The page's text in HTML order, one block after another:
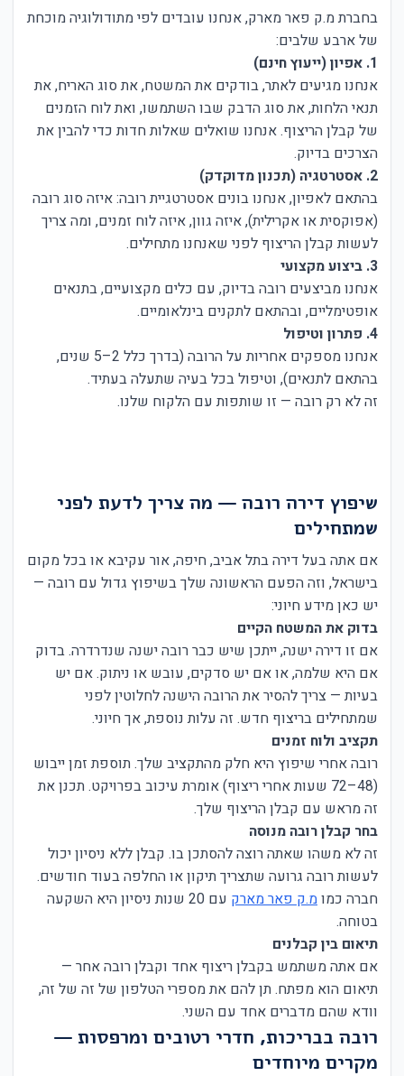
בחברת מ.ק פאר מארק, אנחנו עובדים לפי מתודולוגיה מוכחת
של ארבע שלבים:
1. אפיון (ייעוץ חינם)
אנחנו מגיעים לאתר, בודקים את המשטח, את סוג האריח, את
תנאי הלחות, את סוג הדבק שבו השתמשו, ואת לוח הזמנים
של קבלן הריצוף. אנחנו שואלים שאלות חדות כדי להבין את
הצרכים בדיוק.
2. אסטרטגיה (תכנון מדוקדק)
בהתאם לאפיון, אנחנו בונים אסטרטגיית רובה: איזה סוג רובה
(אפוקסית או אקרילית), איזה גוון, איזה לוח זמנים, ומה צריך
לעשות קבלן הריצוף לפני שאנחנו מתחילים.
3. ביצוע מקצועי
אנחנו מביצעים רובה בדיוק, עם כלים מקצועיים, בתנאים
אופטימליים, ובהתאם לתקנים בינלאומיים.
4. פתרון וטיפול
אנחנו מספקים אחריות על הרובה (בדרך כלל 2–5 שנים,
בהתאם לתנאים), וטיפול בכל בעיה שתעלה בעתיד.
זה לא רק רובה — זו שותפות עם הלקוח שלנו.
שיפוץ דירה רובה — מה צריך לדעת לפני
שמתחילים
אם אתה בעל דירה בתל אביב, חיפה, אור עקיבא או בכל מקום
בישראל, וזה הפעם הראשונה שלך בשיפוץ גדול עם רובה —
יש כאן מידע חיוני:
בדוק את המשטח הקיים
אם זו דירה ישנה, ייתכן שיש כבר רובה ישנה שנדרדרה. בדוק
אם היא שלמה, או אם יש סדקים, עובש או ניתוק. אם יש
בעיות — צריך להסיר את הרובה הישנה לחלוטין לפני
שמתחילים בריצוף חדש. זה עלות נוספת, אך חיוני.
תקציב ולוח זמנים
רובה אחרי שיפוץ היא חלק מהתקציב שלך. תוספת זמן ייבוש
(48–72 שעות אחרי ריצוף) אומרת עיכוב בפרויקט. תכנן את
זה מראש עם קבלן הריצוף שלך.
בחר קבלן רובה מנוסה
זה לא משהו שאתה רוצה להסתכן בו. קבלן ללא ניסיון יכול
לעשות רובה גרועה שתצריך תיקון או החלפה בעוד חודשים.
חברה כמומ.ק פאר מארק
עם 20 שנות ניסיון היא השקעה
בטוחה.
תיאום בין קבלנים
אם אתה משתמש בקבלן ריצוף אחד וקבלן רובה אחר —
תיאום הוא מפתח. תן להם את מספרי הטלפון של זה של זה,
וודא שהם מדברים אחד עם השני.
רובה בבריכות, חדרי רטובים ומרפסות —
מקרים מיוחדים